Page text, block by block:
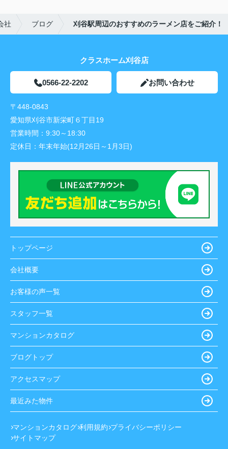
社 ブログ 刈谷駅周辺のおすすめのラーメン店をご紹介！
クラスホーム刈谷店
0566-22-2202 お問い合わせ
〒448-0843
愛知県刈谷市新栄町６丁目19
営業時間： 9:30～18:30
定休日： 年末年始(12月26日～1月3日)
トップページ
会社概要
お客様の声一覧
スタッフ一覧
マンションカタログ
ブログトップ
アクセスマップ
最近みた物件
マンションカタログ 利用規約 プライバシーポリシー
サイトマップ